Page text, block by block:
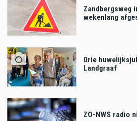
Zandbergsweg
wekenlang
Drie
Landgraaf
ZO-NWS radio